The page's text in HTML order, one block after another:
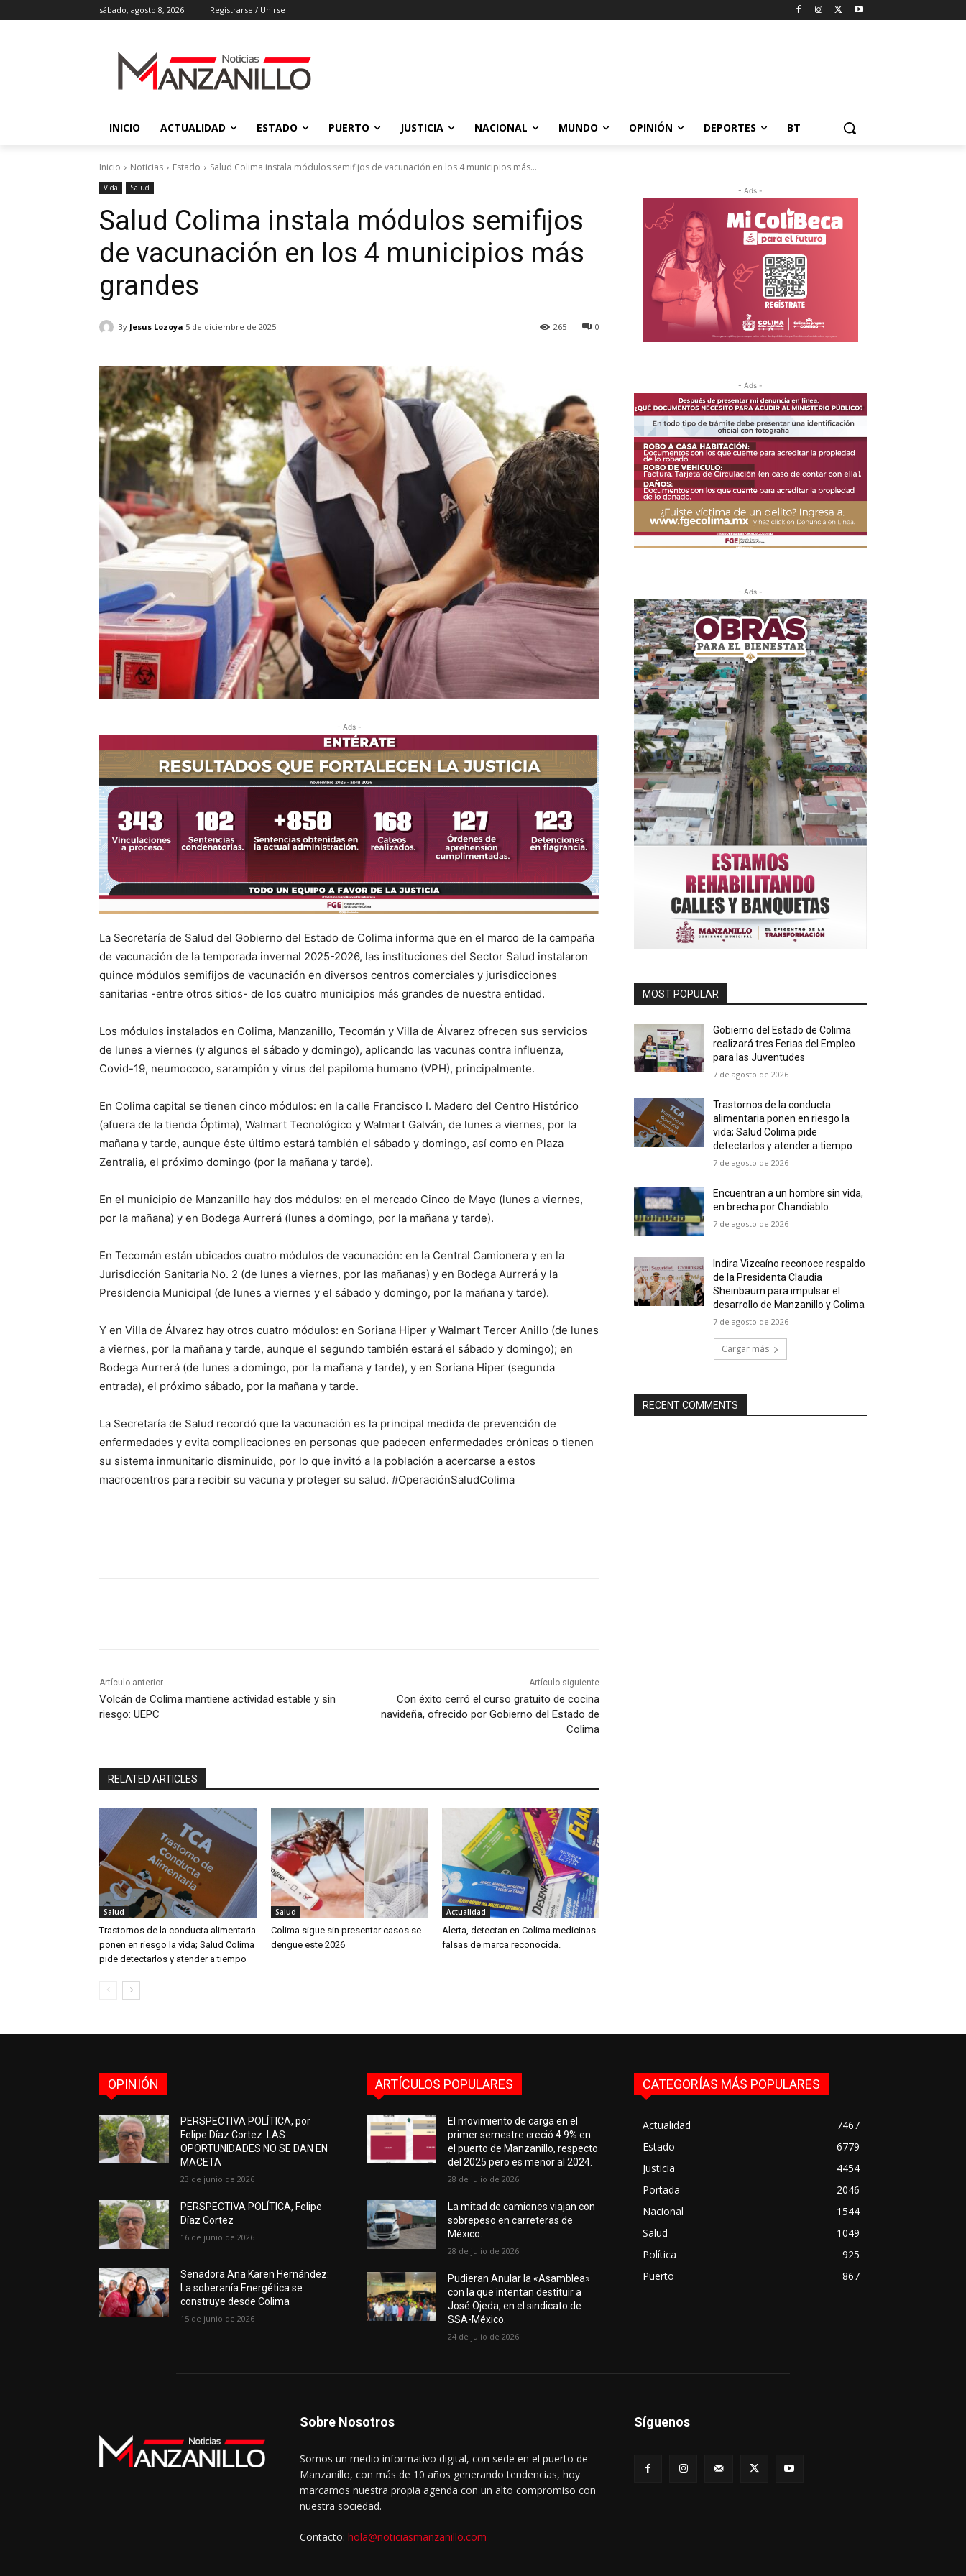
sábado, agosto 8, 2026 Registrarse / Unirse
INICIO ACTUALIDAD ESTADO PUERTO JUSTICIA NACIONAL MUNDO OPINIÓN DEPORTES BT
Inicio Noticias Estado Salud Colima instala módulos semifijos de vacunación en los 4 municipios más...
Vida Salud
Salud Colima instala módulos semifijos
de vacunación en los 4 municipios más
grandes
By Jesus Lozoya 5 de diciembre de 2025 0
265
- Ads -
La Secretaría de Salud del Gobierno del Estado de Colima informa que en el marco de la campaña
de vacunación de la temporada invernal 2025-2026, las instituciones del Sector Salud instalaron
quince módulos semifijos de vacunación en diversos centros comerciales y jurisdicciones
sanitarias -entre otros sitios- de los cuatro municipios más grandes de nuestra entidad.
Los módulos instalados en Colima, Manzanillo, Tecomán y Villa de Álvarez ofrecen sus servicios
de lunes a viernes (y algunos el sábado y domingo), aplicando las vacunas contra influenza,
Covid-19, neumococo, sarampión y virus del papiloma humano (VPH), principalmente.
En Colima capital se tienen cinco módulos: en la calle Francisco I. Madero del Centro Histórico
(afuera de la tienda Óptima), Walmart Tecnológico y Walmart Galván, de lunes a viernes, por la
mañana y tarde, aunque éste último estará también el sábado y domingo, así como en Plaza
Zentralia, el próximo domingo (por la mañana y tarde).
En el municipio de Manzanillo hay dos módulos: en el mercado Cinco de Mayo (lunes a viernes,
por la mañana) y en Bodega Aurrerá (lunes a domingo, por la mañana y tarde).
En Tecomán están ubicados cuatro módulos de vacunación: en la Central Camionera y en la
Jurisdicción Sanitaria No. 2 (de lunes a viernes, por las mañanas) y en Bodega Aurrerá y la
Presidencia Municipal (de lunes a viernes y el sábado y domingo, por la mañana y tarde).
Y en Villa de Álvarez hay otros cuatro módulos: en Soriana Hiper y Walmart Tercer Anillo (de lunes
a viernes, por la mañana y tarde, aunque el segundo también estará el sábado y domingo); en
Bodega Aurrerá (de lunes a domingo, por la mañana y tarde), y en Soriana Hiper (segunda
entrada), el próximo sábado, por la mañana y tarde.
La Secretaría de Salud recordó que la vacunación es la principal medida de prevención de
enfermedades y evita complicaciones en personas que padecen enfermedades crónicas o tienen
su sistema inmunitario disminuido, por lo que invitó a la población a acercarse a estos
macrocentros para recibir su vacuna y proteger su salud. #OperaciónSaludColima
Artículo anterior
Volcán de Colima mantiene actividad estable y sin
riesgo: UEPC
Artículo siguiente
Con éxito cerró el curso gratuito de cocina
navideña, ofrecido por Gobierno del Estado de
Colima
RELATED ARTICLES
Salud
Trastornos de la conducta alimentaria
ponen en riesgo la vida; Salud Colima
pide detectarlos y atender a tiempo
Salud
Colima sigue sin presentar casos se
dengue este 2026
Actualidad
Alerta, detectan en Colima medicinas
falsas de marca reconocida.
- Ads -
- Ads -
- Ads -
MOST POPULAR
Gobierno del Estado de Colima
realizará tres Ferias del Empleo
para las Juventudes
7 de agosto de 2026
Trastornos de la conducta
alimentaria ponen en riesgo la
vida; Salud Colima pide
detectarlos y atender a tiempo
7 de agosto de 2026
Encuentran a un hombre sin vida,
en brecha por Chandiablo.
7 de agosto de 2026
Indira Vizcaíno reconoce respaldo
de la Presidenta Claudia
Sheinbaum para impulsar el
desarrollo de Manzanillo y Colima
7 de agosto de 2026
Cargar más
RECENT COMMENTS
OPINIÓN
PERSPECTIVA POLÍTICA, por
Felipe Díaz Cortez. LAS
OPORTUNIDADES NO SE DAN EN
MACETA
23 de junio de 2026
PERSPECTIVA POLÍTICA, Felipe
Díaz Cortez
16 de junio de 2026
Senadora Ana Karen Hernández:
La soberanía Energética se
construye desde Colima
15 de junio de 2026
ARTÍCULOS POPULARES
El movimiento de carga en el
primer semestre creció 4.9% en
el puerto de Manzanillo, respecto
del 2025 pero es menor al 2024.
28 de julio de 2026
La mitad de camiones viajan con
sobrepeso en carreteras de
México.
28 de julio de 2026
Pudieran Anular la «Asamblea»
con la que intentan destituir a
José Ojeda, en el sindicato de
SSA-México.
24 de julio de 2026
CATEGORÍAS MÁS POPULARES
Actualidad
7467
Estado
6779
Justicia
4454
Portada
2046
Nacional
1544
Salud
1049
Política
925
Puerto
867
Sobre Nosotros
Somos un medio informativo digital, con sede en el puerto de
Manzanillo, con más de 10 años generando tendencias, hoy
marcamos nuestra propia agenda con un alto compromiso con
nuestra sociedad.
Contacto: hola@noticiasmanzanillo.com
Síguenos